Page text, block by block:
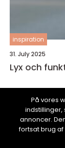
inspiration
31. July 2025
Lyx och
På vores
annoncer.
fortsat brug